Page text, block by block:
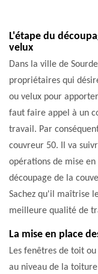
L'étape du
velux
Dans la ville de
propriétaires qui
ou velux pour
faut faire appel à un
travail. Par
couvreur 50. Il va
opérations de mise
découpage de la
Sachez qu'il maîtrise
meilleure qualité de
La mise en place
Les fenêtres de toit
au niveau de la